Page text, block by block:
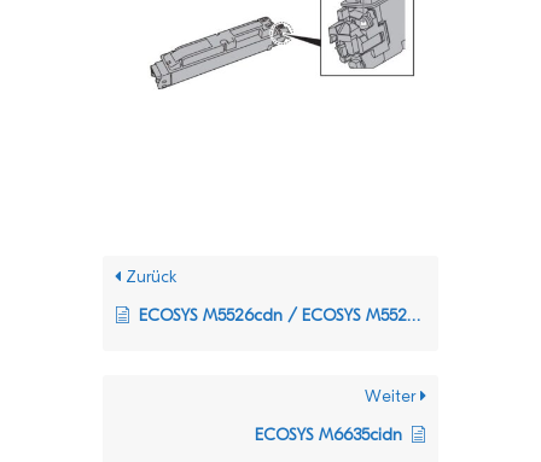
Zurück
ECOSYS M5526cdn / ECOSYS M5526cdw
Weiter
ECOSYS M6635cidn